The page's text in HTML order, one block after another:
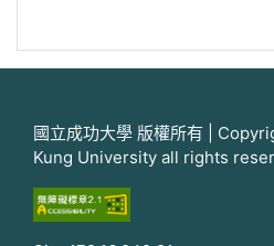
國立成功大學 版權所有 |
Kung University all rights